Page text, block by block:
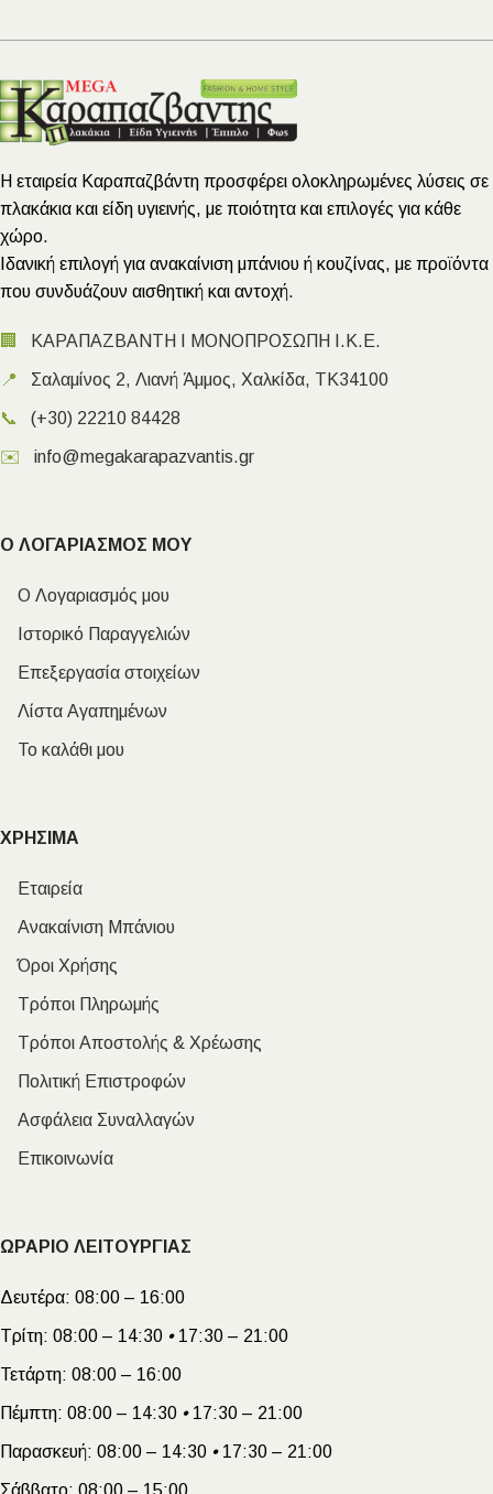
Η εταιρεία Καραπαζβάντη προσφέρει ολοκληρωμένες λύσεις σε
πλακάκια και είδη υγιεινής, με ποιότητα και επιλογές για κάθε
χώρο.
Ιδανική επιλογή για ανακαίνιση μπάνιου ή κουζίνας, με προϊόντα
που συνδυάζουν αισθητική και αντοχή.
🏢 ΚΑΡΑΠΑΖΒΑΝΤΗ Ι ΜΟΝΟΠΡΟΣΩΠΗ Ι.Κ.Ε.
📍 Σαλαμίνος 2, Λιανή Άμμος, Χαλκίδα, ΤΚ34100
📞 (+30) 22210 84428
✉️ info@megakarapazvantis.gr
Ο ΛΟΓΑΡΙΑΣΜΟΣ ΜΟΥ
Ο Λογαριασμός μου
Ιστορικό Παραγγελιών
Επεξεργασία στοιχείων
Λίστα Αγαπημένων
Το καλάθι μου
ΧΡΗΣΙΜΑ
Εταιρεία
Ανακαίνιση Μπάνιου
Όροι Χρήσης
Τρόποι Πληρωμής
Τρόποι Αποστολής & Χρέωσης
Πολιτική Επιστροφών
Ασφάλεια Συναλλαγών
Επικοινωνία
ΩΡΑΡΙΟ ΛΕΙΤΟΥΡΓΙΑΣ
Δευτέρα: 08:00 – 16:00
Τρίτη: 08:00 – 14:30 •17:30 – 21:00
Τετάρτη: 08:00 – 16:00
Πέμπτη: 08:00 – 14:30 •17:30 – 21:00
Παρασκευή: 08:00 – 14:30 •17:30 – 21:00
Σάββατο: 08:00 – 15:00